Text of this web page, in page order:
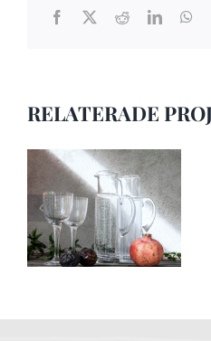
Facebook
X RedditLinkedIn
RELATERADE
Bruksföremål 16